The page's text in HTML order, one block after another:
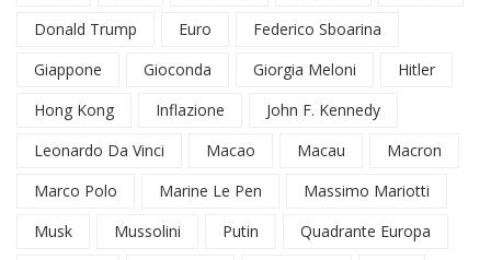
Donald Trump
Euro
Federico Sboarina
Giappone
Gioconda Giorgia Meloni
Hitler
Hong Kong
Inflazione
John F. Kennedy
Leonardo Da Vinci
Macao Macau
Macron
Marco Polo
Marine Le Pen
Massimo Mariotti
Musk
Mussolini Putin
Quadrante Europa